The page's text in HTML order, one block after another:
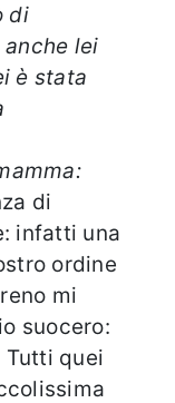
di
lei
è stata
di
infatti una
ordine
mi
suocero:
Tutti quei